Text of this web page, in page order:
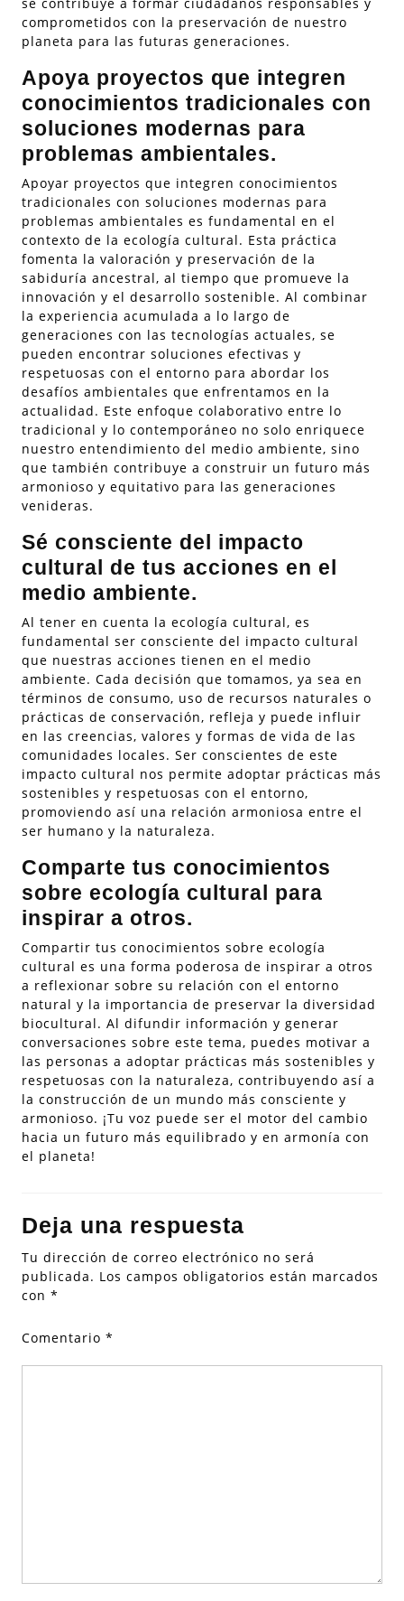
comprometidos con la preservación de nuestro
planeta para las futuras generaciones.
Apoya proyectos que integren
conocimientos tradicionales con
soluciones modernas para
problemas ambientales.
Apoyar proyectos que integren conocimientos
tradicionales con soluciones modernas para
problemas ambientales es fundamental en el
contexto de la ecología cultural. Esta práctica
fomenta la valoración y preservación de la
sabiduría ancestral, al tiempo que promueve la
innovación y el desarrollo sostenible. Al combinar
la experiencia acumulada a lo largo de
generaciones con las tecnologías actuales, se
pueden encontrar soluciones efectivas y
respetuosas con el entorno para abordar los
desafíos ambientales que enfrentamos en la
actualidad. Este enfoque colaborativo entre lo
tradicional y lo contemporáneo no solo enriquece
nuestro entendimiento del medio ambiente, sino
que también contribuye a construir un futuro más
armonioso y equitativo para las generaciones
venideras.
Sé consciente del impacto
cultural de tus acciones en el
medio ambiente.
Al tener en cuenta la ecología cultural, es
fundamental ser consciente del impacto cultural
que nuestras acciones tienen en el medio
ambiente. Cada decisión que tomamos, ya sea en
términos de consumo, uso de recursos naturales o
prácticas de conservación, refleja y puede influir
en las creencias, valores y formas de vida de las
comunidades locales. Ser conscientes de este
impacto cultural nos permite adoptar prácticas más
sostenibles y respetuosas con el entorno,
promoviendo así una relación armoniosa entre el
ser humano y la naturaleza.
Comparte tus conocimientos
sobre ecología cultural para
inspirar a otros.
Compartir tus conocimientos sobre ecología
cultural es una forma poderosa de inspirar a otros
a reflexionar sobre su relación con el entorno
natural y la importancia de preservar la diversidad
biocultural. Al difundir información y generar
conversaciones sobre este tema, puedes motivar a
las personas a adoptar prácticas más sostenibles y
respetuosas con la naturaleza, contribuyendo así a
la construcción de un mundo más consciente y
armonioso. ¡Tu voz puede ser el motor del cambio
hacia un futuro más equilibrado y en armonía con
el planeta!
Deja una respuesta
Tu dirección de correo electrónico no será
publicada. Los campos obligatorios están marcados
con *
Comentario *